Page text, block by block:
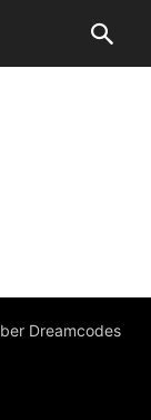
Dreamcodes